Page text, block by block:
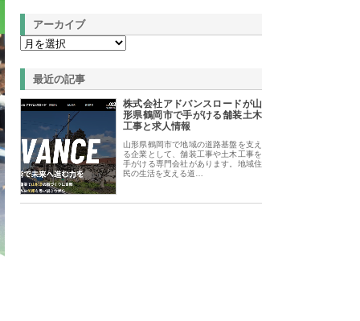
アーカイブ
最近の記事
株式会社アドバンスロードが山
形県鶴岡市で手がける舗装土木
工事と求人情報
山形県鶴岡市で地域の道路基盤を支え
る企業として、舗装工事や土木工事を
手がける専門会社があります。地域住
民の生活を支える道…